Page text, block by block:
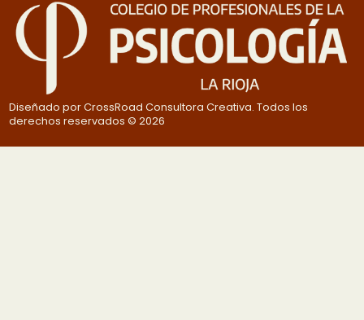
Diseñado por CrossRoad Consultora Creativa. Todos los
derechos reservados © 2026